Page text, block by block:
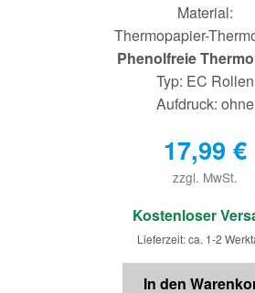
Material:
Thermopapier-
Phenolfreie
Typ: EC Rollen
Aufdruck: ohne
17,99 €
zzgl. MwSt.
€
Kostenloser
Lieferzeit: ca. 1-2
In den